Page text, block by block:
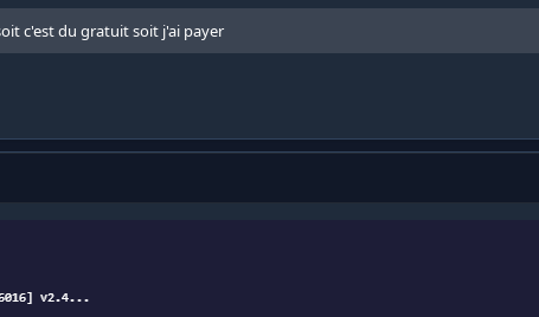
c'est du gratuit soit j'ai payer